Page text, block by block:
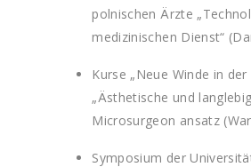
polnischen Ärzte
medizinischen Dienst“
Kurse „Neue Winde in
„Ästhetische und
Microsurgeon ansatz
Symposium der